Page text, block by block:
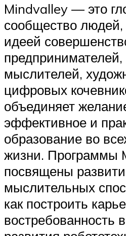
Mindvalley — это
сообщество
идеей
предпринимателей,
мыслителей,
цифровых
объединяет
эффективное и
образование во
жизни. Программы
посвящены
мыслительных
как построить
востребованность